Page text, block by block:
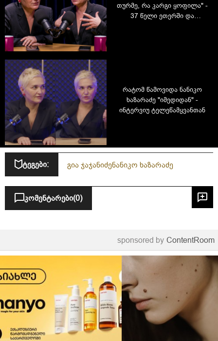
თურმე, რა კარგი ყოფილა" -
37 წელი ეთერში და
რატომ წამოვიდა ნანიკო
ხაზარაძე "იმედიდან" -
ინტერვიუ ტელეწამყვანთან
ტეგები: გია ჯაჯანიძენანიკო ხაზარაძე
კომენტარები(0)
sponsored by ContentRoom